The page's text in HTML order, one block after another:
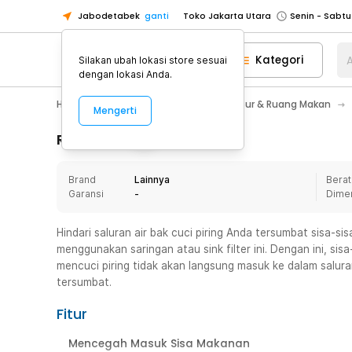
Jabodetabek ganti Toko Jakarta Utara
Toko Tangerang
Toko Cikupa
Pick n Go Jakarta Barat
Senin -
Pick n Go Bekasi
Senin - Jumat
Senin - Jumat
Senin -
Senin -
Toko Tangerang
Toko Cikupa
Pick n Go Jakarta Barat
Senin -
Kategori
Home Appliance Perlengkapan Dapur & Ruang Makan
Rincian Produk
Brand
Lainnya
Garansi
-
Hindari saluran air bak cuci piring Anda tersumbat sisa-
menggunakan saringan atau sink filter ini. Dengan ini,
mencuci piring tidak akan langsung masuk ke dalam
tersumbat.
Fitur
Mencegah Masuk Sisa Makanan
Silakan ubah lokasi store sesuai
dengan lokasi Anda.
Mengerti